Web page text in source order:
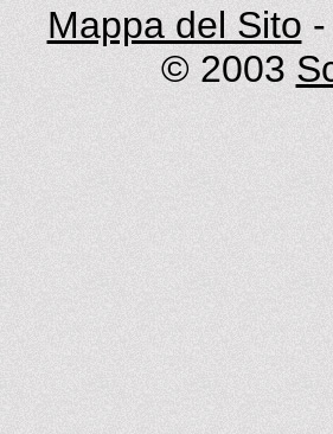
Mappa del Sito -
© 2003